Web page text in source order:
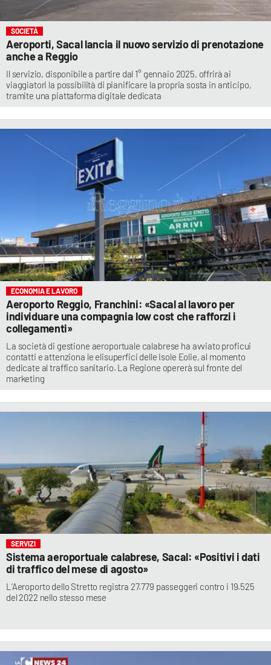
SOCIETÀ
Aeroporti, Sacal lancia il nuovo servizio di prenotazione
anche a Reggio
Il servizio, disponibile a partire dal 1° gennaio 2025, offrirà ai
viaggiatori la possibilità di pianificare la propria sosta in anticipo,
tramite una piattaforma digitale dedicata
ECONOMIA E LAVORO
Aeroporto Reggio, Franchini: «Sacal al lavoro per
individuare una compagnia low cost che rafforzi i
collegamenti»
La società di gestione aeroportuale calabrese ha avviato proficui
contatti e attenziona le elisuperfici delle Isole Eolie, al momento
dedicate al traffico sanitario. La Regione opererà sul fronte del
marketing
SERVIZI
Sistema aeroportuale calabrese, Sacal: «Positivi i dati
di traffico del mese di agosto»
L’Aeroporto dello Stretto registra 27.779 passeggeri contro i 19.525
del 2022 nello stesso mese